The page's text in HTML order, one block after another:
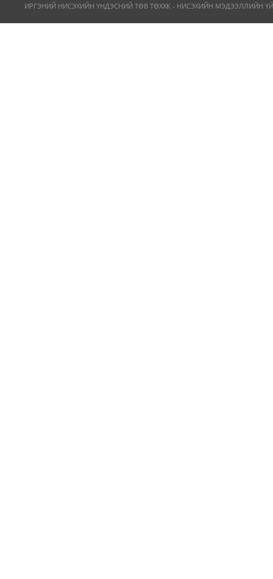
ИРГЭНИЙ НИСЭХИЙН ҮНДЭСНИЙ ТӨВ ТӨХХК - НИСЭХИЙН МЭДЭЭЛЛИЙН